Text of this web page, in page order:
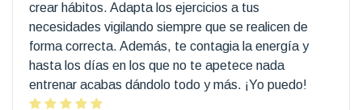
crear hábitos. Adapta los ejercicios a tus
necesidades vigilando siempre que se realicen de
forma correcta. Además, te contagia la energía y
hasta los días en los que no te apetece nada
entrenar acabas dándolo todo y más. ¡Yo puedo!